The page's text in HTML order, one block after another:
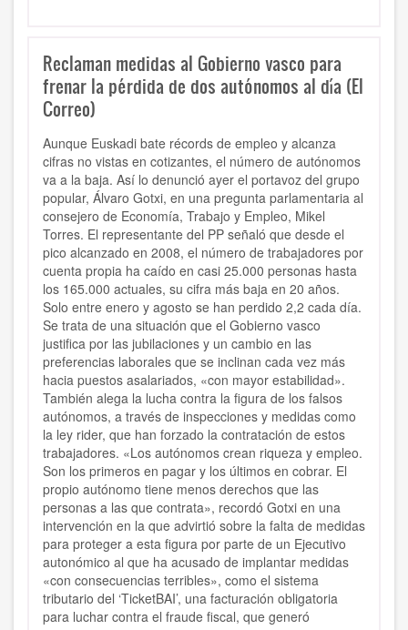
Reclaman medidas al Gobierno vasco para
frenar la pérdida de dos autónomos al día (El
Correo)
Aunque Euskadi bate récords de empleo y alcanza
cifras no vistas en cotizantes, el número de autónomos
va a la baja. Así lo denunció ayer el portavoz del grupo
popular, Álvaro Gotxi, en una pregunta parlamentaria al
consejero de Economía, Trabajo y Empleo, Mikel
Torres. El representante del PP señaló que desde el
pico alcanzado en 2008, el número de trabajadores por
cuenta propia ha caído en casi 25.000 personas hasta
los 165.000 actuales, su cifra más baja en 20 años.
Solo entre enero y agosto se han perdido 2,2 cada día.
Se trata de una situación que el Gobierno vasco
justifica por las jubilaciones y un cambio en las
preferencias laborales que se inclinan cada vez más
hacia puestos asalariados, «con mayor estabilidad».
También alega la lucha contra la figura de los falsos
autónomos, a través de inspecciones y medidas como
la ley rider, que han forzado la contratación de estos
trabajadores. «Los autónomos crean riqueza y empleo.
Son los primeros en pagar y los últimos en cobrar. El
propio autónomo tiene menos derechos que las
personas a las que contrata», recordó Gotxi en una
intervención en la que advirtió sobre la falta de medidas
para proteger a esta figura por parte de un Ejecutivo
autonómico al que ha acusado de implantar medidas
«con consecuencias terribles», como el sistema
tributario del ‘TicketBAI’, una facturación obligatoria
para luchar contra el fraude fiscal, que generó